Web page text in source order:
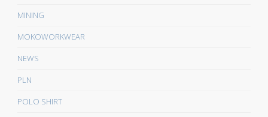
MINING
MOKOWORKWEAR
NEWS
PLN
POLO SHIRT